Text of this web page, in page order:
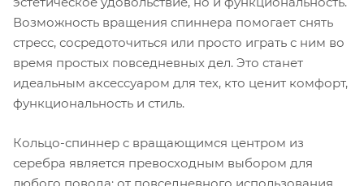
Возможность вращения спиннера помогает снять
стресс, сосредоточиться или просто играть с ним во
время простых повседневных дел. Это станет
идеальным аксессуаром для тех, кто ценит комфорт,
функциональность и стиль.
Кольцо-спиннер с вращающимся центром из
серебра является превосходным выбором для